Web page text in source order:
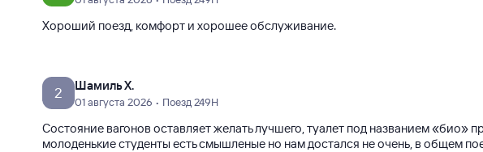
Хороший поезд, комфорт и хорошее обслуживание.
2 Шамиль Х.
01 августа 2026 • Поезд 249Н
Состояние вагонов оставляет желать лучшего, туалет под названием
молоденькие студенты есть смышленые но нам достался не очень, в общем